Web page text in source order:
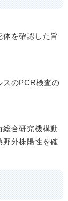
を確認した旨
スのPCR検査の
総合研究機構動
野外株陽性を確